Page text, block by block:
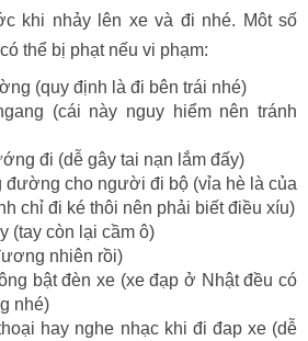
khi nhảy lên xe và đi nhé. Môt số
thể bị phạt nếu vi phạm:
(quy định là đi bên trái nhé)
(cái này nguy hiểm nên tránh
đi (dễ gây tai nạn lắm đấy)
đường cho người đi bộ (vỉa hè là của
chỉ đi ké thôi nên phải biết điều xíu)
(tay còn lại cầm ô)
nhiên rồi)
bật đèn xe (xe đạp ở Nhật đều có
nhé)
hay nghe nhạc khi đi đap xe (dễ